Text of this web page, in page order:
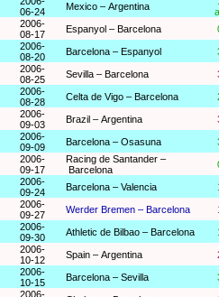
06-24
Mexico – Argentina
2006-
08-17
Espanyol – Barcelona
2006-
08-20
Barcelona – Espanyol
2006-
08-25
Sevilla – Barcelona
2006-
08-28
Celta de Vigo – Barcelona
2006-
09-03
Brazil – Argentina
2006-
09-09
Barcelona – Osasuna
2006-
09-17
Racing de Santander –
Barcelona
2006-
09-24
Barcelona – Valencia
2006-
09-27
Werder Bremen – Barcelona
2006-
09-30
Athletic de Bilbao – Barcelona
2006-
10-12
Spain – Argentina
2006-
10-15
Barcelona – Sevilla
2006-